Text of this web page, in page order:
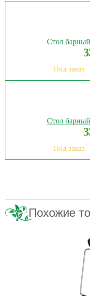
Стол
Под заказ
Стол
Под заказ
Похожие